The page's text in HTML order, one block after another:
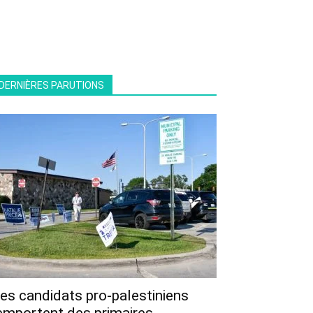
PARUTIONS
candidats pro-palestiniens